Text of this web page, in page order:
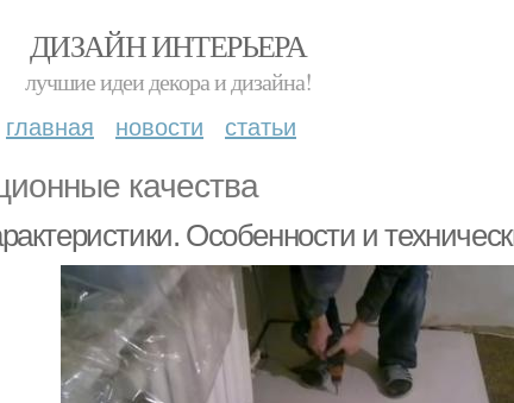
ДИЗАЙН ИНТЕРЬЕРА
лучшие идеи декора и дизайна!
главная новости статьи
качества
Особенности и